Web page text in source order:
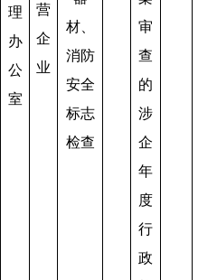
理
办
公
室
营
企
业
材、
消防
安全
标志
检查
审
查
的
涉
企
年
度
行
政